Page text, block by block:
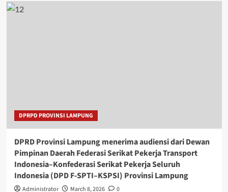
DPRPD PROVINSI LAMPUNG
DPRD Provinsi Lampung menerima audiensi dari Dewan
Pimpinan Daerah Federasi Serikat Pekerja Transport
Indonesia–Konfederasi Serikat Pekerja Seluruh
Indonesia (DPD F-SPTI–KSPSI) Provinsi Lampung
Administrator March 8, 2026 0